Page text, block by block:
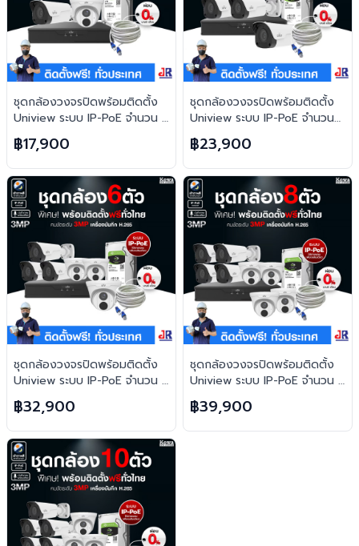
ชุดกล้องวงจรปิดพร้อมติดตั้ง
Uniview ระบบ IP-PoE จำนวน 2
ตัว ความคมชัด 3MP บันทึกภาพ
พร้อมเสียง
฿17,900
ชุดกล้องวงจรปิดพร้อมติดตั้ง
Uniview ระบบ IP-PoE จำนวน
4 ตัว ความคมชัด 3MP บันทึก
ภาพพร้อมเสียง
฿23,900
ชุดกล้องวงจรปิดพร้อมติดตั้ง
Uniview ระบบ IP-PoE จำนวน 6
ตัว ความคมชัด 3MP บันทึกภาพ
พร้อมเสียง
฿32,900
ชุดกล้องวงจรปิดพร้อมติดตั้ง
Uniview ระบบ IP-PoE จำนวน 8
ตัว ความคมชัด 3MP บันทึกภาพ
พร้อมเสียง
฿39,900